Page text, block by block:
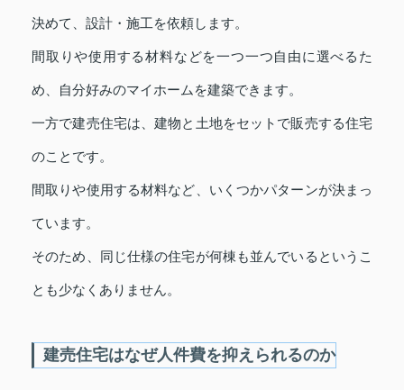
決めて、設計・施工を依頼します。
間取りや使用する材料などを一つ一つ自由に選べるた
め、自分好みのマイホームを建築できます。
一方で建売住宅は、建物と土地をセットで販売する住宅
のことです。
間取りや使用する材料など、いくつかパターンが決まっ
ています。
そのため、同じ仕様の住宅が何棟も並んでいるというこ
とも少なくありません。
建売住宅はなぜ人件費を抑えられるのか